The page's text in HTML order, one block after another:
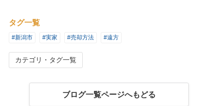
タグ一覧
#新潟市 #実家 #売却方法 #遠方
カテゴリ・タグ一覧
ブログ一覧ページへもどる